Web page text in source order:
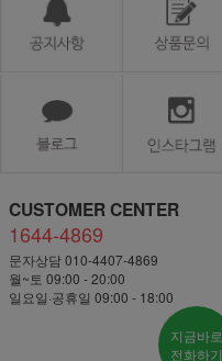
CUSTOMER CENTER
1644-4869
문자상담 010-4407-4869
월~토 09:00 - 20:00
일요일·공휴일 09:00 - 18:00
지금바로
전화하기